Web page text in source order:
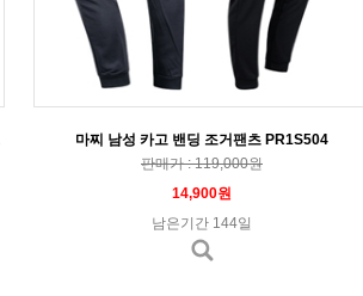
마찌 남성 카고 밴딩 조거팬츠 PR1S504
판매가 : 119,000원
14,900원
남은기간 144일